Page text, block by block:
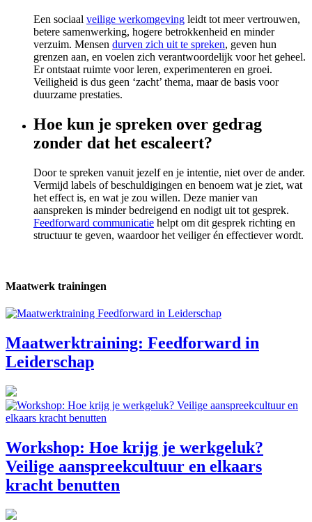
Een sociaal veilige werkomgeving leidt tot meer vertrouwen,
betere samenwerking, hogere betrokkenheid en minder
verzuim. Mensen durven zich uit te spreken, geven hun
grenzen aan, en voelen zich verantwoordelijk voor het geheel.
Er ontstaat ruimte voor leren, experimenteren en groei.
Veiligheid is dus geen ‘zacht’ thema, maar de basis voor
duurzame prestaties.
Hoe kun je spreken over gedrag
zonder dat het escaleert?
Door te spreken vanuit jezelf en je intentie, niet over de ander.
Vermijd labels of beschuldigingen en benoem wat je ziet, wat
het effect is, en wat je zou willen. Deze manier van
aanspreken is minder bedreigend en nodigt uit tot gesprek.
Feedforward communicatie helpt om dit gesprek richting en
structuur te geven, waardoor het veiliger én effectiever wordt.
Maatwerk trainingen
Maatwerktraining: Feedforward in
Leiderschap
Workshop: Hoe krijg je werkgeluk?
Veilige aanspreekcultuur en elkaars
kracht benutten